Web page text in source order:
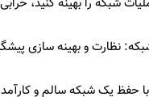
نظارت و بهینه سازی
حفظ یک شبکه سالم و